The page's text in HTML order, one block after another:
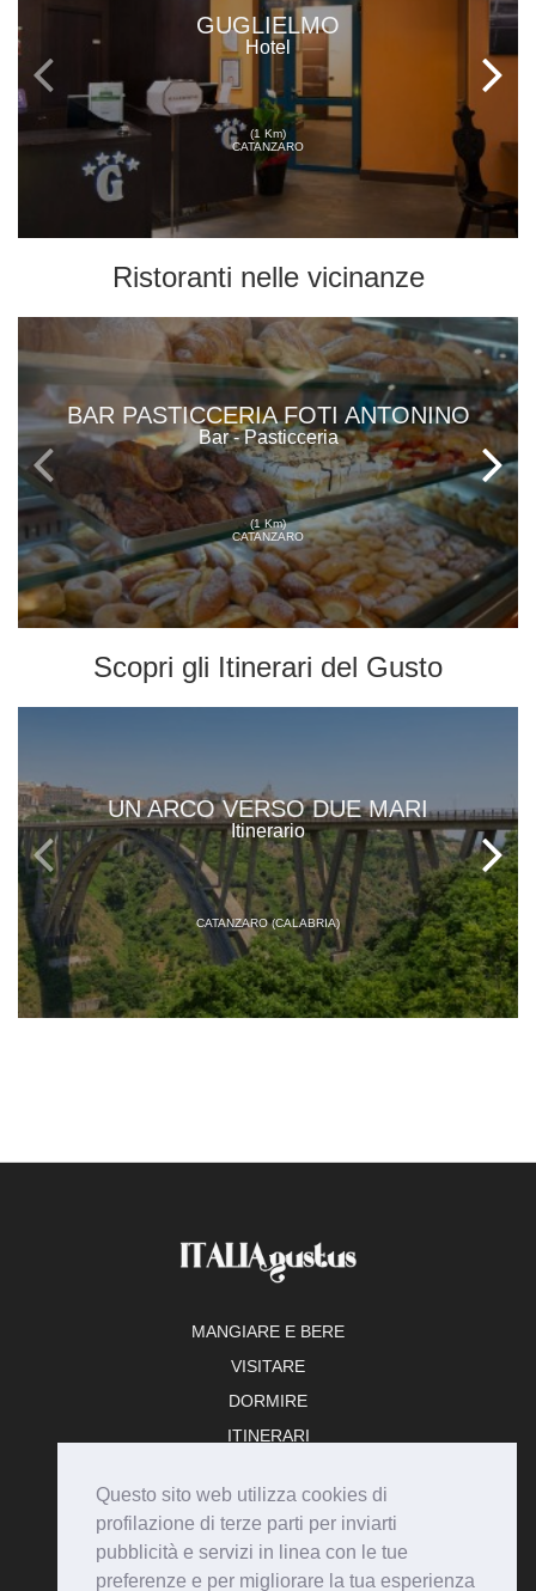
Questo sito web utilizza cookies di
profilazione di terze parti per inviarti
pubblicità e servizi in linea con le tue
preferenze e per migliorare la tua esperienza
GUGLIELMO
Hotel
(1 Km)
CATANZARO
Ristoranti nelle vicinanze
BAR PASTICCERIA FOTI ANTONINO
Bar - Pasticceria
(1 Km)
CATANZARO
Scopri gli Itinerari del Gusto
UN ARCO VERSO DUE MARI
Itinerario
CATANZARO (CALABRIA)
MANGIARE E BERE
VISITARE
DORMIRE
ITINERARI
ADERISCI